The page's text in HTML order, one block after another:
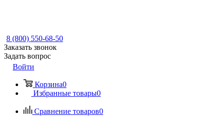
8 (800) 550-68-50
Заказать звонок
Задать вопрос
Войти
Корзина0
Избранные товары0
Сравнение товаров0